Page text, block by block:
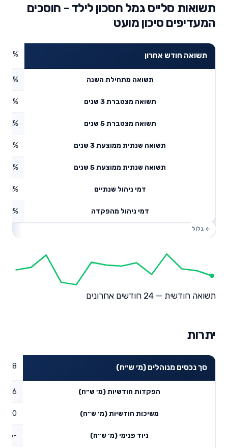
תשואות סלייס גמל חסכון לילד - חוסכים
המעדיפים סיכון מועט
תשואה חודש אחרון 0.17%
תשואה מתחילת השנה
תשואה מצטברת 3 שנים
תשואה מצטברת 5 שנים
תשואה שנתית ממוצעת 3 שנים 4.18%
תשואה שנתית ממוצעת 5 שנים
דמי ניהול שנתיים
דמי ניהול מהפקדה 0%
תשואה חודשית — 24 חודשים אחרונים
יתרות
סך נכסים מנוהלים (מ׳ ש״ח)
הפקדות חודשיות (מ׳ ש״ח) 4.6
משיכות חודשיות (מ׳ ש״ח) 0
ניוד פנימי (מ׳ ש״ח) -0.26